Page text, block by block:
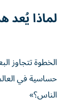
لماذا يُعد
الخطوة تتجاوز
حساسية في
الناس؟»